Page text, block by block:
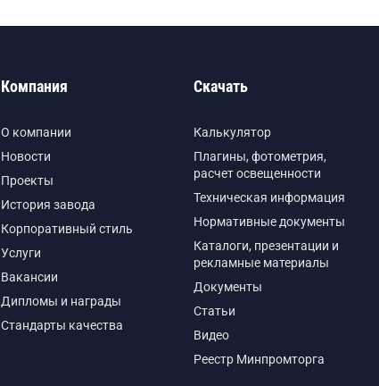
Компания
О компании
Новости
Проекты
История завода
Корпоративный стиль
Услуги
Вакансии
Дипломы и награды
Стандарты качества
Скачать
Калькулятор
Плагины, фотометрия,
расчет освещенности
Техническая информация
Нормативные документы
Каталоги, презентации и
рекламные материалы
Документы
Статьи
Видео
Реестр Минпромторга